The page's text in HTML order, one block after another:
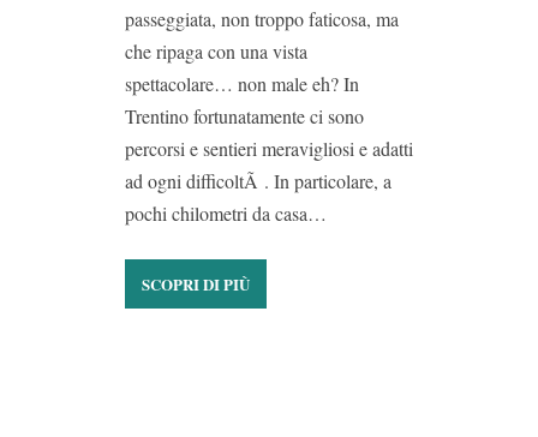
passeggiata, non troppo faticosa, ma
che ripaga con una vista
spettacolare… non male eh? In
Trentino fortunatamente ci sono
percorsi e sentieri meravigliosi e adatti
ad ogni difficoltÃ . In particolare, a
pochi chilometri da casa…
SCOPRI DI PIÙ